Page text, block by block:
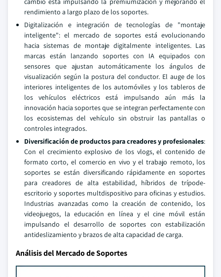
rendimiento a largo plazo de los soportes.
Digitalización e integración de tecnologías de "montaje
inteligente": el mercado de soportes está evolucionando
hacia sistemas de montaje digitalmente inteligentes. Las
marcas están lanzando soportes con IA equipados con
sensores que ajustan automáticamente los ángulos de
visualización según la postura del conductor. El auge de los
interiores inteligentes de los automóviles y los tableros de
los vehículos eléctricos está impulsando aún más la
innovación hacia soportes que se integran perfectamente con
los ecosistemas del vehículo sin obstruir las pantallas o
controles integrados.
Diversificación de productos para creadores y profesionales:
Con el crecimiento explosivo de los vlogs, el contenido de
formato corto, el comercio en vivo y el trabajo remoto, los
soportes se están diversificando rápidamente en soportes
para creadores de alta estabilidad, híbridos de trípode-
escritorio y soportes multdispositivo para oficinas y estudios.
Industrias avanzadas como la creación de contenido, los
videojuegos, la educación en línea y el cine móvil están
impulsando el desarrollo de soportes con estabilización
antideslizamiento y brazos de alta capacidad de carga.
Análisis del Mercado de Soportes